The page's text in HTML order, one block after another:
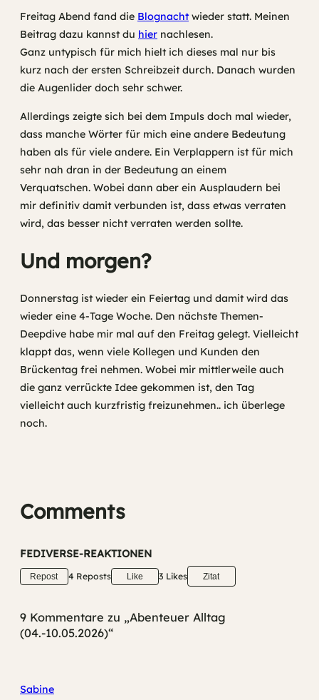
Freitag Abend fand die Blognachtwieder statt. Meinen
Beitrag dazu kannst du hier nachlesen.
Ganz untypisch für mich hielt ich dieses mal nur bis
kurz nach der ersten Schreibzeit durch. Danach wurden
die Augenlider doch sehr schwer.
Allerdings zeigte sich bei dem Impuls doch mal wieder,
dass manche Wörter für mich eine andere Bedeutung
haben als für viele andere. Ein Verplappern ist für mich
sehr nah dran in der Bedeutung an einem
Verquatschen. Wobei dann aber ein Ausplaudern bei
mir definitiv damit verbunden ist, dass etwas verraten
wird, das besser nicht verraten werden sollte.
Und morgen?
Donnerstag ist wieder ein Feiertag und damit wird das
wieder eine 4-Tage Woche. Den nächste Themen-
Deepdive habe mir mal auf den Freitag gelegt. Vielleicht
klappt das, wenn viele Kollegen und Kunden den
Brückentag frei nehmen. Wobei mir mittlerweile auch
die ganz verrückte Idee gekommen ist, den Tag
vielleicht auch kurzfristig freizunehmen.. ich überlege
noch.
Comments
FEDIVERSE-REAKTIONEN
Repost 4 Reposts Like 3 Likes Zitat
9 Kommentare zu „Abenteuer Alltag
(04.-10.05.2026)“
Sabine